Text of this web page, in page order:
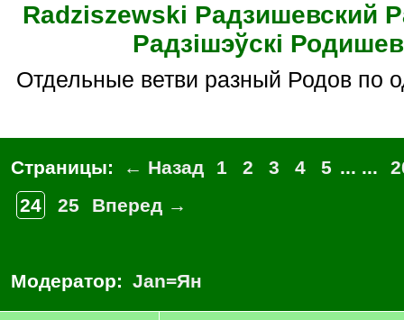
Radziszewski Радзишевский
Радзiшэўскi
Отдельные ветви разный Родов по
Страницы: ← Назад 1 2 3 4 5 ... ...
24
25 Вперед →
Модератор: Jan=Ян